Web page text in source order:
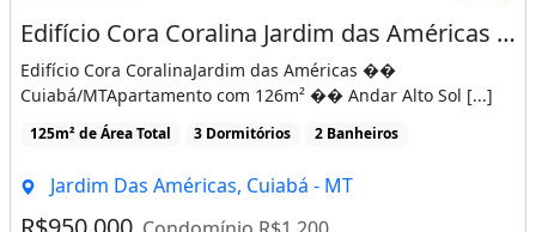
Edifício Cora Coralina Jardim das Américas �� Cuiabá/MT
Edifício Cora CoralinaJardim das Américas ��
Cuiabá/MTApartamento com 126m² �� Andar Alto Sol [...]
125m² de Área Total 3 Dormitórios 2 Banheiros
Jardim Das Américas, Cuiabá - MT